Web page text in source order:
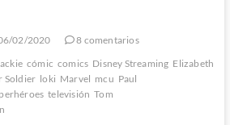
02/2020
8 comentarios
cómic comics Disney Streaming Elizabeth
Soldier loki Marvel mcu Paul
televisión Tom